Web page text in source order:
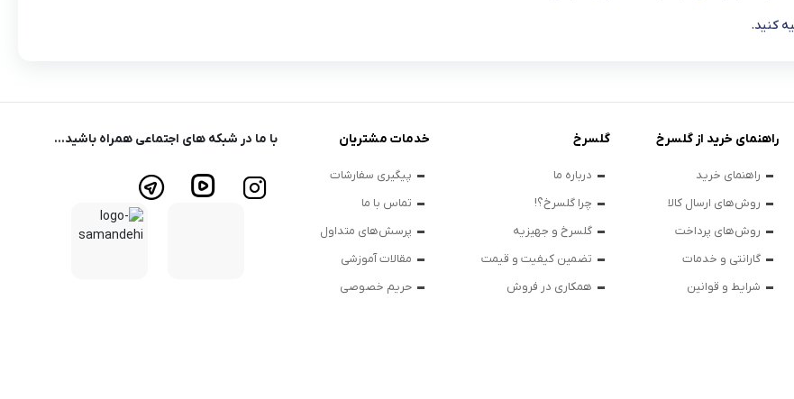
کنید.
راهنمای خرید از گلسرخ
راهنمای خرید
روش‌های ارسال کالا
روش‌های پرداخت
گارانتی و خدمات
شرایط و قوانین
گلسرخ
درباره ما
چرا گلسرخ؟!
گلسرخ و جهیزیه
تضمین کیفیت و قیمت
همکاری در فروش
خدمات مشتریان
پیگیری سفارشات
تماس با ما
پرسش‌های متداول
مقالات آموزشی
حریم خصوصی
با ما در شبکه های اجتماعی همراه باشید...